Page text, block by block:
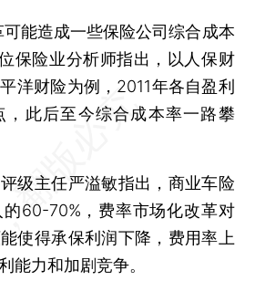
能造成一些保险公司综合成本
保险业分析师指出，以人保财
洋财险为例，2011年各自盈利
，此后至今综合成本率一路攀
级主任严溢敏指出，商业车险
60-70%，费率市场化改革对
使得承保利润下降，费用率上
能力和加剧竞争。